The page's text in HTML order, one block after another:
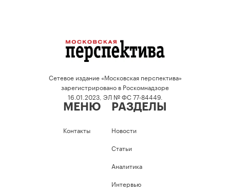
Сетевое издание «Московская перспектива»
зарегистрировано в Роскомнадзоре
16.01.2023, ЭЛ № ФС 77-84449.
МЕНЮ
Контакты
РАЗДЕЛЫ
Новости
Статьи
Аналитика
Интервью